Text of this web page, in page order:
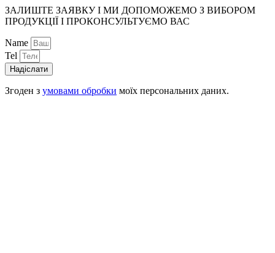
ЗАЛИШТЕ ЗАЯВКУ І МИ ДОПОМОЖЕМО З ВИБОРОМ
ПРОДУКЦІЇ І ПРОКОНСУЛЬТУЄМО ВАС
Name
Tel
Надіслати
Згоден з умовами обробки моїх персональних даних.